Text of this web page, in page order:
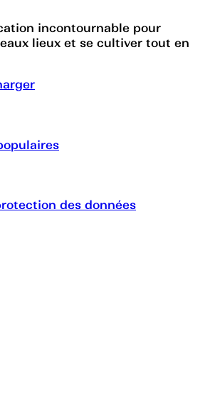
incontournable pour
lieux et se cultiver tout en
des données